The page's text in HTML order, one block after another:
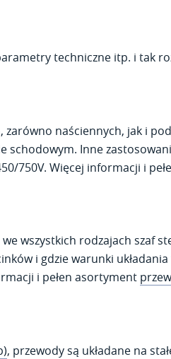
techniczne itp. i tak
naściennych, jak i
schodowym. Inne
750V. Więcej informacji i
wszystkich rodzajach szaf
i gdzie warunki
i pełen asortyment
, przewody są układane na